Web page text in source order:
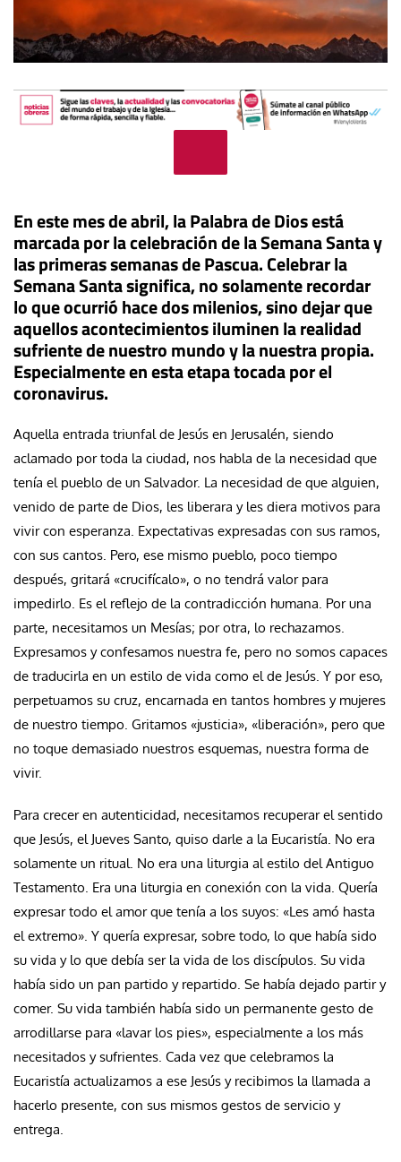
En este mes de abril, la Palabra de Dios está
marcada por la celebración de la Semana Santa y
las primeras semanas de Pascua. Celebrar la
Semana Santa significa, no solamente recordar
lo que ocurrió hace dos milenios, sino dejar que
aquellos acontecimientos iluminen la realidad
sufriente de nuestro mundo y la nuestra propia.
Especialmente en esta etapa tocada por el
coronavirus.
Aquella entrada triunfal de Jesús en Jerusalén, siendo
aclamado por toda la ciudad, nos habla de la necesidad que
tenía el pueblo de un Salvador. La necesidad de que alguien,
venido de parte de Dios, les liberara y les diera motivos para
vivir con esperanza. Expectativas expresadas con sus ramos,
con sus cantos. Pero, ese mismo pueblo, poco tiempo
después, gritará «crucifícalo», o no tendrá valor para
impedirlo. Es el reflejo de la contradicción humana. Por una
parte, necesitamos un Mesías; por otra, lo rechazamos.
Expresamos y confesamos nuestra fe, pero no somos capaces
de traducirla en un estilo de vida como el de Jesús. Y por eso,
perpetuamos su cruz, encarnada en tantos hombres y mujeres
de nuestro tiempo. Gritamos «justicia», «liberación», pero que
no toque demasiado nuestros esquemas, nuestra forma de
vivir.
Para crecer en autenticidad, necesitamos recuperar el sentido
que Jesús, el Jueves Santo, quiso darle a la Eucaristía. No era
solamente un ritual. No era una liturgia al estilo del Antiguo
Testamento. Era una liturgia en conexión con la vida. Quería
expresar todo el amor que tenía a los suyos: «Les amó hasta
el extremo». Y quería expresar, sobre todo, lo que había sido
su vida y lo que debía ser la vida de los discípulos. Su vida
había sido un pan partido y repartido. Se había dejado partir y
comer. Su vida también había sido un permanente gesto de
arrodillarse para «lavar los pies», especialmente a los más
necesitados y sufrientes. Cada vez que celebramos la
Eucaristía actualizamos a ese Jesús y recibimos la llamada a
hacerlo presente, con sus mismos gestos de servicio y
entrega.